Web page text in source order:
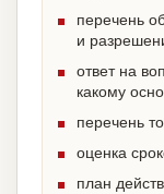
перечень
и
ответ на
какому
перечень
оценка
план